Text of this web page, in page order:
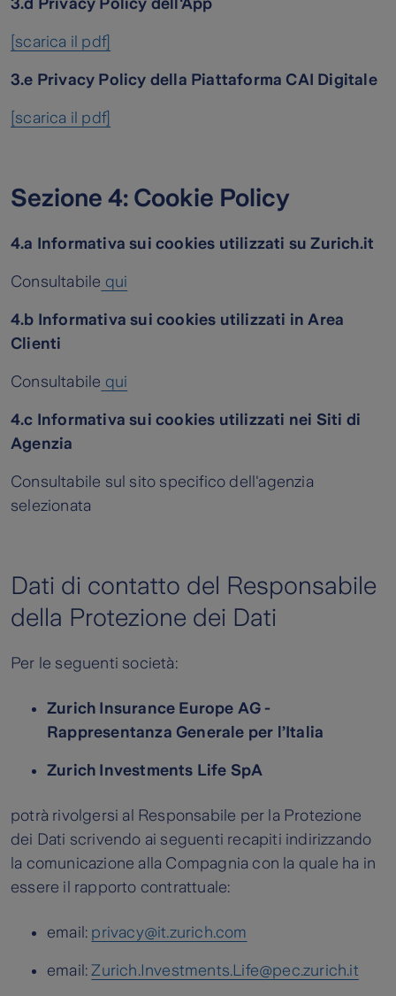
3.d Privacy Policy dell'App
[scarica il pdf]
3.e Privacy Policy della Piattaforma CAI Digitale
[scarica il pdf]
Sezione 4: Cookie Policy
4.a Informativa sui cookies utilizzati su Zurich.it
Consultabile qui
4.b Informativa sui cookies utilizzati in Area
Clienti
Consultabile qui
4.c Informativa sui cookies utilizzati nei Siti di
Agenzia
Consultabile sul sito specifico dell'agenzia
selezionata
Dati di contatto del Responsabile
della Protezione dei Dati
Per le seguenti società:
Zurich Insurance Europe AG -
Rappresentanza Generale per l’Italia
Zurich Investments Life SpA
potrà rivolgersi al Responsabile per la Protezione
dei Dati scrivendo ai seguenti recapiti indirizzando
la comunicazione alla Compagnia con la quale ha in
essere il rapporto contrattuale:
email: privacy@it.zurich.com
email:Zurich.Investments.Life@pec.zurich.it